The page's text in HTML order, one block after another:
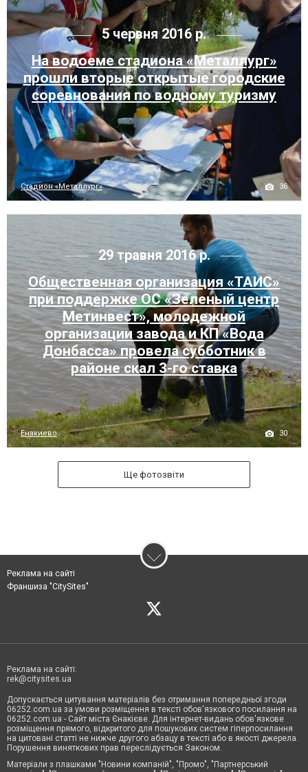
5 червня 2016 р.
На водоеме стадиона «Металлург»
прошли вторые открытые городские
соревнования по водному туризму
Стадион «Металлург» 36
29 травня 2016 р.
Общественная организация «ТАИС»
при поддержке ОС «Зеленый центр
Метинвест», молодежной
организации завода и КП «Вода
Донбасса» провела субботник в
районе скал 3-го ставка
Енакиево 30
Ще фотозвіти
Реклама на сайті
Франшиза "CitySites"
Реклама на сайті:
rek@citysites.ua
Допускається цитування матеріалів без отримання попередньої згоди
06252.com.ua за умови розміщення в тексті обов'язкового посилання на
06252.com.ua - Сайт міста Єнакієве. Для інтернет-видань обов'язкове
розміщення прямого, відкритого для пошукових систем гіперпосилання
на цитовані статті не нижче другого абзацу в тексті або в якості джерела.
Порушення виняткових прав переслідується Законом.
Матеріали з плашками "Новини компаній", "Промо", "Партнерський